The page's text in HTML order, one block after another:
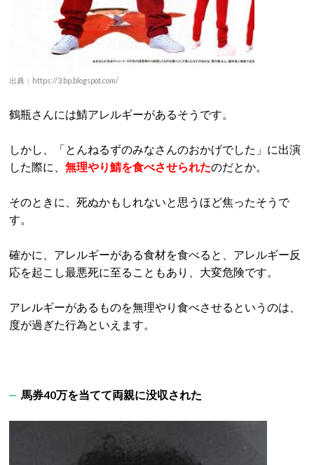
出典：https://3.bp.blogspot.com/
鶴瓶さんには鯖アレルギーがあるそうです。
しかし、「とんねるずのみなさんのおかげでした」に出演
した際に、 無理やり鯖を食べさせられたのだとか。
そのときに、死ぬかもしれないと思うほど焦ったそうで
す。
確かに、アレルギーがある食材を食べると、アレルギー反
応を起こし最悪死に至ることもあり、大変危険です。
アレルギーがあるものを無理やり食べさせるというのは、
度が過ぎた行為といえます。
馬券40万を当てて両親に没収された